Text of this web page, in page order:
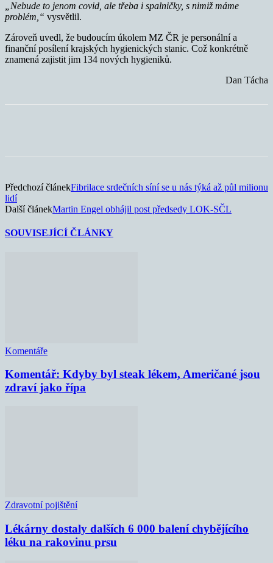
„Nebude to jenom covid, ale třeba i spalničky, s nimiž máme
problém,“ vysvětlil.
Zároveň uvedl, že budoucím úkolem MZ ČR je personální a
finanční posílení krajských hygienických stanic. Což konkrétně
znamená zajistit jim 134 nových hygieniků.
Dan Tácha
Předchozí článekFibrilace srdečních síní se u nás týká až půl milionu
lidí
Další článekMartin Engel obhájil post předsedy LOK-SČL
SOUVISEJÍCÍ ČLÁNKY
Komentáře
Komentář: Kdyby byl steak lékem, Američané jsou
zdraví jako řípa
Zdravotní pojištění
Lékárny dostaly dalších 6 000 balení chybějícího
léku na rakovinu prsu